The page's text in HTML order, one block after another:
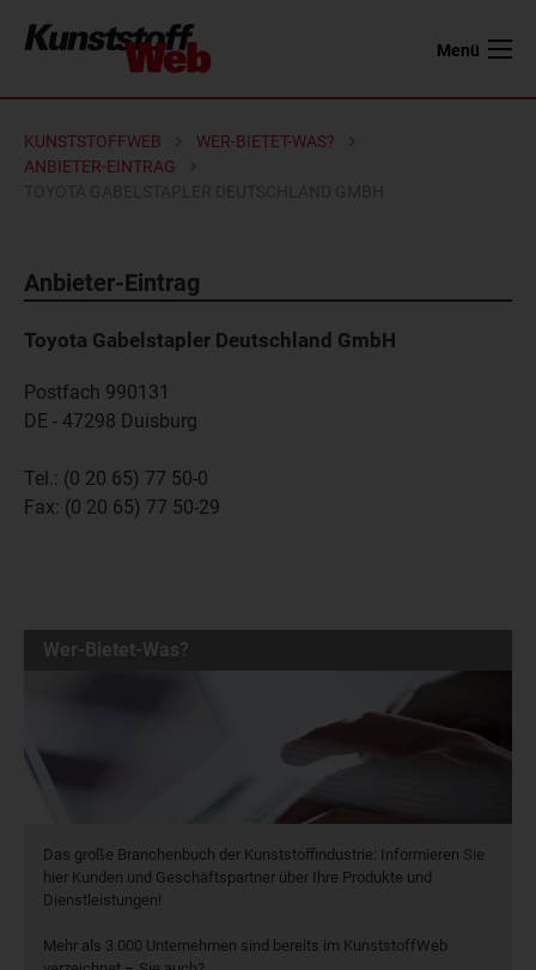
Menü
KUNSTSTOFFWEB
WER-BIETET-WAS?
ANBIETER-EINTRAG
Anbieter-Eintrag
Toyota Gabelstapler Deutschland GmbH
Postfach 990131
DE - 47298 Duisburg
Tel.: (0 20 65) 77 50-0
Fax: (0 20 65) 77 50-29
Wer-Bietet-Was?
Das große Branchenbuch der Kunststoffindustrie: Informieren Sie
hier Kunden und Geschäftspartner über Ihre Produkte und
Dienstleistungen!
Mehr als 3.000 Unternehmen sind bereits im KunststoffWeb